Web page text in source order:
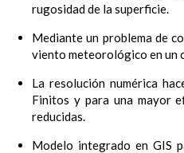
rugosidad de la superficie.
Mediante un problema de
viento meteorológico en un
La resolución numérica
Finitos y para una mayor
reducidas.
Modelo integrado en GIS